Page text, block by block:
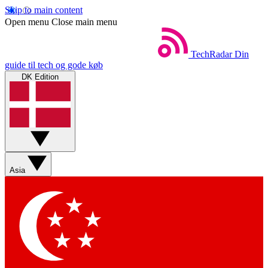
Skip to main content
Open menu Close main menu
TechRadar Din
guide til tech og gode køb
DK Edition
Asia